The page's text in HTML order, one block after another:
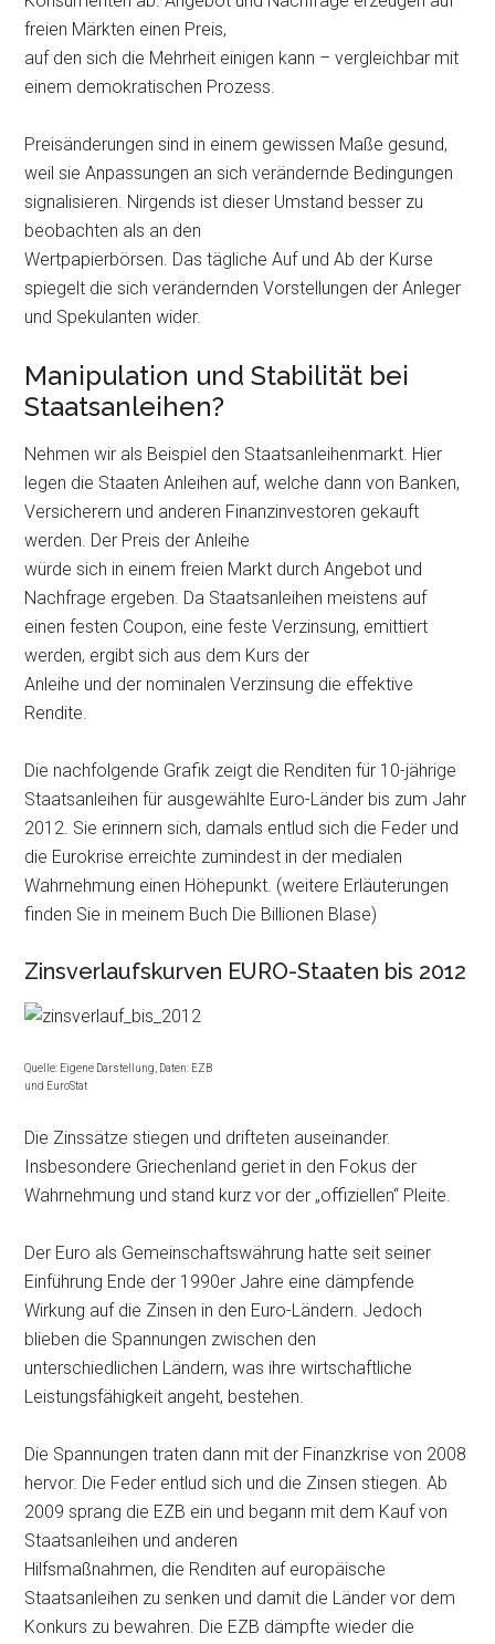
freien Märkten einen Preis,
auf den sich die Mehrheit einigen kann – vergleichbar mit
einem demokratischen Prozess.
Preisänderungen sind in einem gewissen Maße gesund,
weil sie Anpassungen an sich verändernde Bedingungen
signalisieren. Nirgends ist dieser Umstand besser zu
beobachten als an den
Wertpapierbörsen. Das tägliche Auf und Ab der Kurse
spiegelt die sich verändernden Vorstellungen der Anleger
und Spekulanten wider.
Manipulation und Stabilität bei
Staatsanleihen?
Nehmen wir als Beispiel den Staatsanleihenmarkt. Hier
legen die Staaten Anleihen auf, welche dann von Banken,
Versicherern und anderen Finanzinvestoren gekauft
werden. Der Preis der Anleihe
würde sich in einem freien Markt durch Angebot und
Nachfrage ergeben. Da Staatsanleihen meistens auf
einen festen Coupon, eine feste Verzinsung, emittiert
werden, ergibt sich aus dem Kurs der
Anleihe und der nominalen Verzinsung die effektive
Rendite.
Die nachfolgende Grafik zeigt die Renditen für 10-jährige
Staatsanleihen für ausgewählte Euro-Länder bis zum Jahr
2012. Sie erinnern sich, damals entlud sich die Feder und
die Eurokrise erreichte zumindest in der medialen
Wahrnehmung einen Höhepunkt. (weitere Erläuterungen
finden Sie in meinem Buch Die Billionen Blase)
Zinsverlaufskurven EURO-Staaten bis 2012
Quelle: Eigene Darstellung, Daten: EZB
und EuroStat
Die Zinssätze stiegen und drifteten auseinander.
Insbesondere Griechenland geriet in den Fokus der
Wahrnehmung und stand kurz vor der „offiziellen“ Pleite.
Der Euro als Gemeinschaftswährung hatte seit seiner
Einführung Ende der 1990er Jahre eine dämpfende
Wirkung auf die Zinsen in den Euro-Ländern. Jedoch
blieben die Spannungen zwischen den
unterschiedlichen Ländern, was ihre wirtschaftliche
Leistungsfähigkeit angeht, bestehen.
Die Spannungen traten dann mit der Finanzkrise von 2008
hervor. Die Feder entlud sich und die Zinsen stiegen. Ab
2009 sprang die EZB ein und begann mit dem Kauf von
Staatsanleihen und anderen
Hilfsmaßnahmen, die Renditen auf europäische
Staatsanleihen zu senken und damit die Länder vor dem
Konkurs zu bewahren. Die EZB dämpfte wieder die